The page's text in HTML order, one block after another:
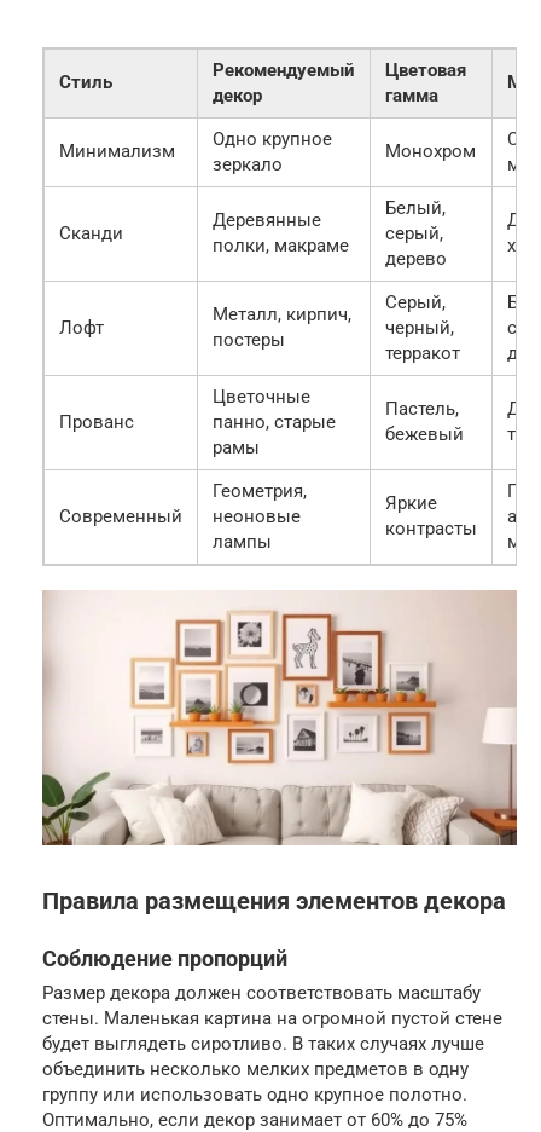
Стиль
Рекомендуемый
декор
Цветовая
гамма
Минимализм
Одно крупное
зеркало
Монохром
Сканди
Деревянные
полки, макраме
Белый,
серый,
дерево
Лофт
Металл, кирпич,
постеры
Серый,
черный,
терракот
Прованс
Цветочные
панно, старые
рамы
Пастель,
бежевый
Современный
Геометрия,
неоновые
лампы
Яркие
контрасты
Правила размещения элементов декора
Соблюдение пропорций
Размер декора должен соответствовать масштабу
стены. Маленькая картина на огромной пустой стене
будет выглядеть сиротливо. В таких случаях лучше
объединить несколько мелких предметов в одну
группу или использовать одно крупное полотно.
Оптимально, если декор занимает от 60% до 75%